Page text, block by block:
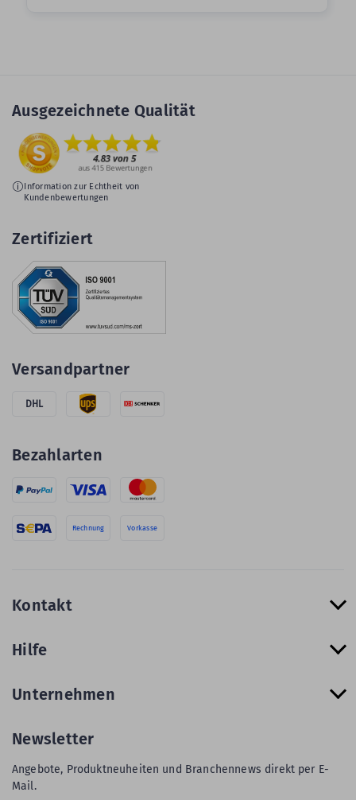
Ausgezeichnete Qualität
Information zur Echtheit von
Kundenbewertungen
Zertifiziert
Versandpartner
DHL
Bezahlarten
Rechnung Vorkasse
Kontakt
Hilfe
Unternehmen
Newsletter
Angebote, Produktneuheiten und Branchennews direkt per E-
Mail.